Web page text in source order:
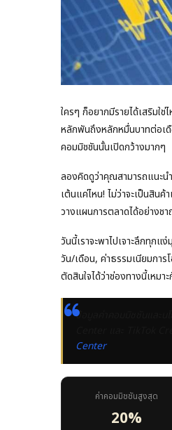
ใครๆ ก็อยากมีรายได้เสริมใ
หลักพันถึงหลักหมื่นบาทต่อเดื
คอมมิชชันนั้นเปิดกว้างมากๆ
ลองคิดดูว่าคุณสามารถแนะ
เต้นแค่ไหน! ไม่ว่าจะเป็นสิ
วางแผนการตลาดได้อย่างช
วันนี้เราจะพาไปเจาะลึกทุก
วัน/เดือน, ค่าธรรมเนียมกา
ตัดสินใจได้ว่าช่องทางนี้เหม
ข้อมูลค่าคอมมิชชันและน
Center
ค่าคอมมิชชันสูงสุด
20%